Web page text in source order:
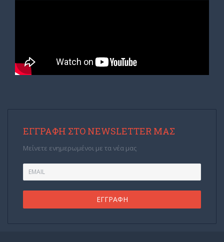
ΕΓΓΡΑΦΉ ΣΤΟ NEWSLETTER ΜΑΣ
Μείνετε ενημερωμένοι με τα νέα μας